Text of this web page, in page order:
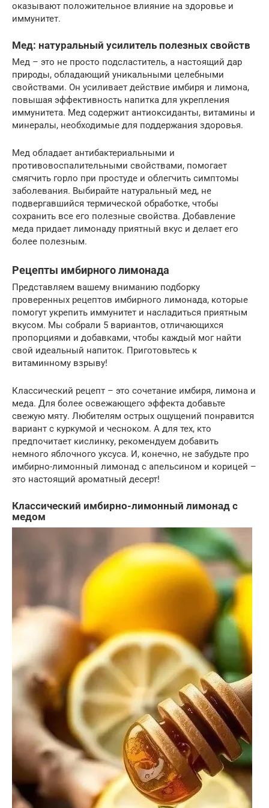
оказывают положительное влияние на здоровье и
иммунитет.
Мед: натуральный усилитель полезных свойств
Мед – это не просто подсластитель, а настоящий дар
природы, обладающий уникальными целебными
свойствами. Он усиливает действие имбиря и лимона,
повышая эффективность напитка для укрепления
иммунитета. Мед содержит антиоксиданты, витамины и
минералы, необходимые для поддержания здоровья.
Мед обладает антибактериальными и
противовоспалительными свойствами, помогает
смягчить горло при простуде и облегчить симптомы
заболевания. Выбирайте натуральный мед, не
подвергавшийся термической обработке, чтобы
сохранить все его полезные свойства. Добавление
меда придает лимонаду приятный вкус и делает его
более полезным.
Рецепты имбирного лимонада
Представляем вашему вниманию подборку
проверенных рецептов имбирного лимонада, которые
помогут укрепить иммунитет и насладиться приятным
вкусом. Мы собрали 5 вариантов, отличающихся
пропорциями и добавками, чтобы каждый мог найти
свой идеальный напиток. Приготовьтесь к
витаминному взрыву!
Классический рецепт – это сочетание имбиря, лимона и
меда. Для более освежающего эффекта добавьте
свежую мяту. Любителям острых ощущений понравится
вариант с куркумой и чесноком. А для тех, кто
предпочитает кислинку, рекомендуем добавить
немного яблочного уксуса. И, конечно, не забудьте про
имбирно-лимонный лимонад с апельсином и корицей –
это настоящий ароматный десерт!
Классический имбирно-лимонный лимонад с
медом